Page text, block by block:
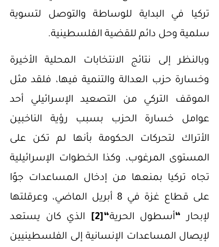
تركيا في البداية للوساطة والتوصل لتسوية
سلمية وحل دائم للقضية الفلسطينية.
وبالنظر إلى نتائج الانتخابات المحلية الأخيرة
وخسارة حزب العدالة والتنمية فيها، فلقد مثل
الموقف التركي من التصعيد الإسرائيلي أحد
عوامل خسارة الحزب بسبب رؤية الناخبين
الأتراك لتحركات الحكومة بأنها لم تكن على
المستوى المرغوب، وكذا الخطوات الإسرائيلية
تجاه تركيا بمنعها من إدخال المساعدات جوًا
على قطاع غزة في 8 أبريل الماضي، وعرقلتها
لإبحار “أسطول الحرية“
[2]
الذي كان يستعد
لإيصال المساعدات الإنسانية إلى الفلسطينيين